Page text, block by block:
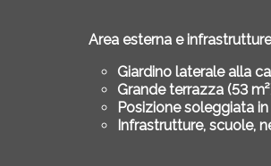
Area esterna e
Giardino laterale alla
Grande terrazza (53
Posizione soleggiata
Infrastrutture, scuole,